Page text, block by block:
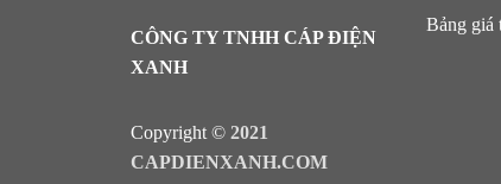
CÔNG TY TNHH CÁP ĐIỆN
XANH
Copyright © 2021
CAPDIENXANH.COM
Bảng giá